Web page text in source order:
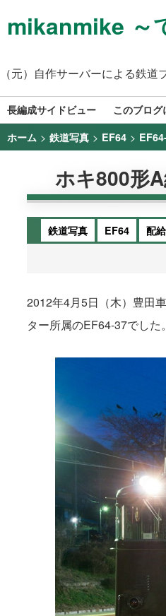
mikanmike ～
（元）自作サーバーによる鉄道
長編成サイドビュー このブログ
ホーム > 鉄道写真 > EF64 >
ホキ800形
鉄道写真 EF64 配
2012年4月5日（木）豊田
ター所属のEF64-37でした。